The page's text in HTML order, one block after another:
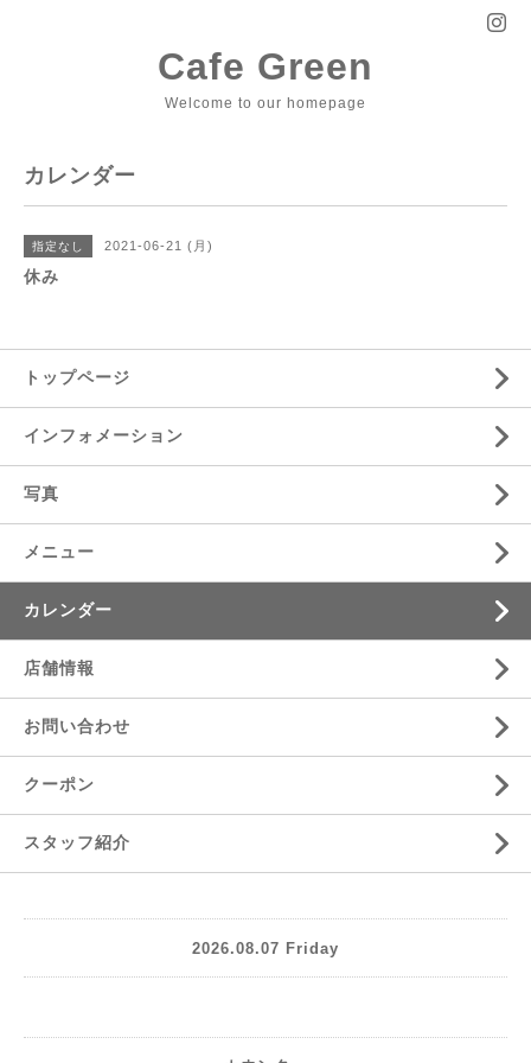
Cafe Green
Welcome to our homepage
カレンダー
指定なし 2021-06-21 (月)
休み
トップページ
インフォメーション
写真
メニュー
カレンダー
店舗情報
お問い合わせ
クーポン
スタッフ紹介
2026.08.07 Friday